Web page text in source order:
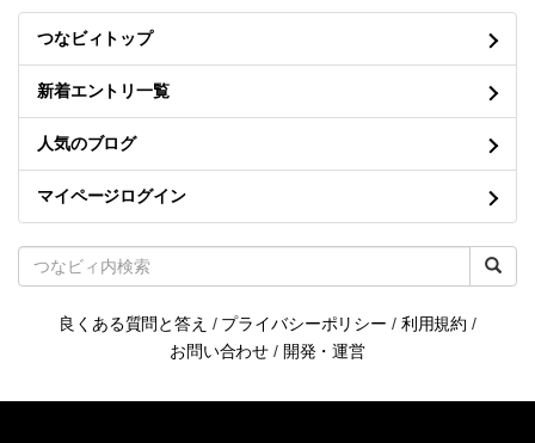
つなビィトップ
新着エントリ一覧
人気のブログ
マイページログイン
良くある質問と答え / プライバシーポリシー / 利用規約 /
お問い合わせ / 開発・運営